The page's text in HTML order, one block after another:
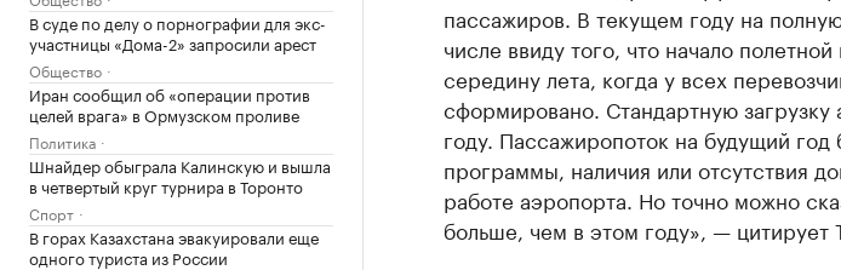
В суде по делу о порнографии для экс-
участницы «Дома-2» запросили арест
Общество
Иран сообщил об «операции против
целей врага» в Ормузском проливе
Политика
Шнайдер обыграла Калинскую и вышла
в четвертый круг турнира в Торонто
Спорт
В горах Казахстана эвакуировали еще
одного туриста из России
пассажиров. В текущем году на
числе ввиду того, что начало
середину лета, когда у всех
сформировано. Стандартную
году. Пассажиропоток на будущий год
программы, наличия или отсутствия
работе аэропорта. Но точно можно
больше, чем в этом году», — цитирует